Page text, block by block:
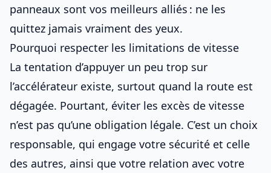
panneaux sont vos meilleurs alliés : ne les
quittez jamais vraiment des yeux.
Pourquoi respecter les limitations de vitesse
La tentation d’appuyer un peu trop sur
l’accélérateur existe, surtout quand la route est
dégagée. Pourtant, éviter les excès de vitesse
n’est pas qu’une obligation légale. C’est un choix
responsable, qui engage votre sécurité et celle
des autres, ainsi que votre relation avec votre